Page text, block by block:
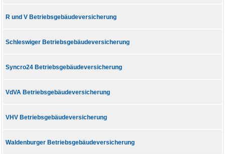
R und V Betriebsgebäudeversicherung
Schleswiger Betriebsgebäudeversicherung
Syncro24 Betriebsgebäudeversicherung
VdVA Betriebsgebäudeversicherung
VHV Betriebsgebäudeversicherung
Waldenburger Betriebsgebäudeversicherung